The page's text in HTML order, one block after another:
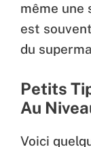
même une
est
du
Petits
Au
Voici